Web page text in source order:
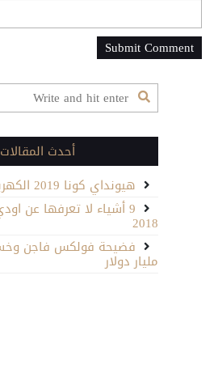
أحدث المقالات
هيونداي كونا 2019 الكهربائية
2018
مليار دولار